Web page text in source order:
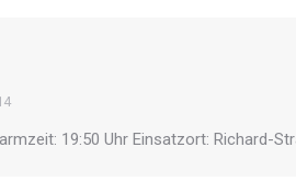
19:50 Uhr Einsatzort: Richard-